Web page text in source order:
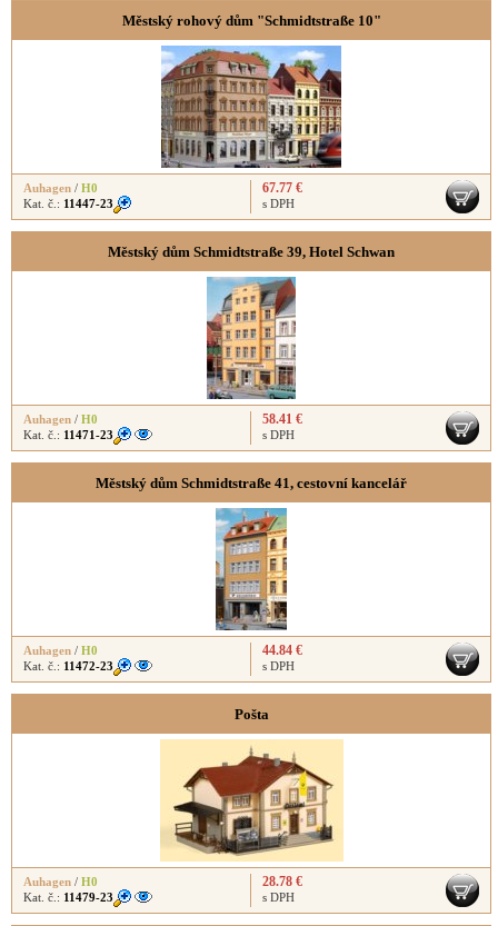
Městský rohový dům "Schmidtstraße 10"
Auhagen / H0
Kat. č.: 11447-23
67.77 €
s DPH
Městský dům Schmidtstraße 39, Hotel Schwan
Auhagen / H0
Kat. č.: 11471-23
58.41 €
s DPH
Městský dům Schmidtstraße 41, cestovní kancelář
Auhagen / H0
Kat. č.: 11472-23
44.84 €
s DPH
Pošta
Auhagen / H0
Kat. č.: 11479-23
28.78 €
s DPH